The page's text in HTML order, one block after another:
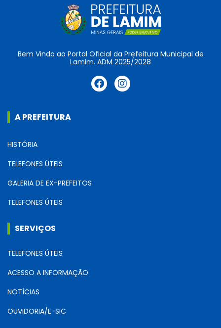
Bem Vindo ao Portal Oficial da Prefeitura Municipal de
Lamim. ADM 2025/2028
A PREFEITURA
HISTÓRIA
TELEFONES ÚTEIS
GALERIA DE EX-PREFEITOS
TELEFONES ÚTEIS
SERVIÇOS
TELEFONES ÚTEIS
ACESSO A INFORMAÇÃO
NOTÍCIAS
OUVIDORIA/E-SIC